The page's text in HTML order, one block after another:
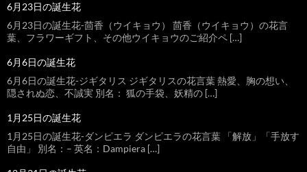
6月23日の誕生花
6月23日の誕生花-茴香（ウイキョウ） 茴香（ウイキョウ）の花言
葉、フラワーギフト、その他ウイキョウのご紹介ペ […]
6月6日の誕生花
6月6日の誕生花-ジギタリス ジギタリスの花言葉 熱愛、胸の想い、
隠されぬ恋、不誠実 別名： 狐の手袋、妖精の […]
1月25日の誕生花
1月25日の誕生花-ダンピエラ ダンピエラの花言葉 「解放」「手放す
自由」 別名：– 英名：Dampiera […]